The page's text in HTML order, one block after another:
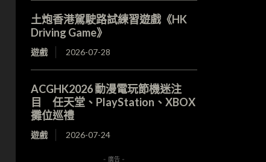
土炮香港駕駛路試練習遊戲《HK
Driving Game》
遊戲 2026-07-28
ACGHK2026 動漫電玩節機迷注
目 任天堂、PlayStation、XBOX
攤位巡禮
遊戲 2026-07-24
- 廣告 -